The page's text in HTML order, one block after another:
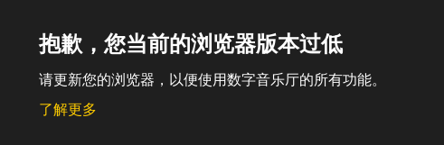
抱歉，您当前的浏览器版本过低
请更新您的浏览器，以便使用数字音乐厅的所有功能。
了解更多